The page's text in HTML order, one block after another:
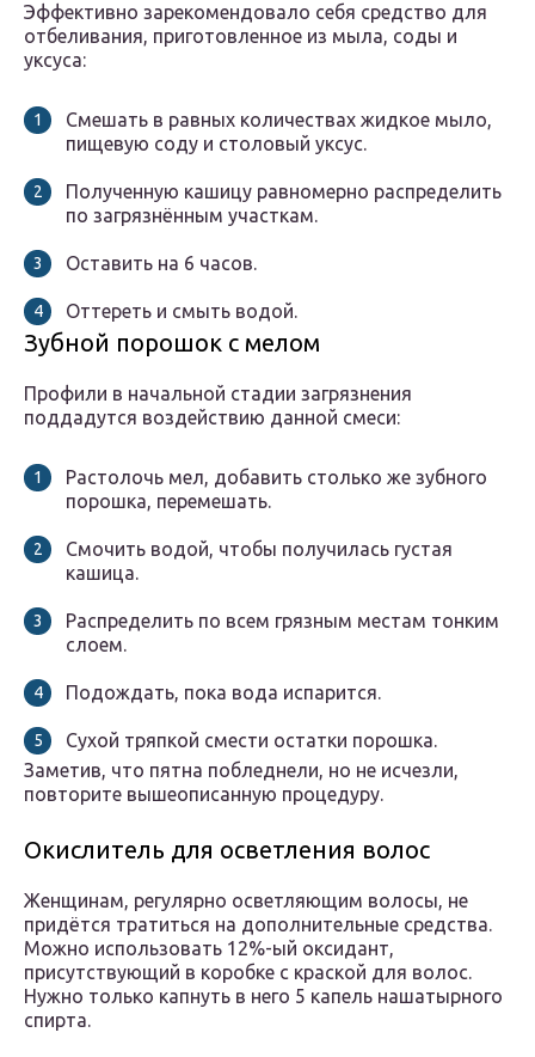
Эффективно зарекомендовало себя средство для
отбеливания, приготовленное из мыла, соды и
уксуса:
Смешать в равных количествах жидкое мыло,
пищевую соду и столовый уксус.
Полученную кашицу равномерно распределить
по загрязнённым участкам.
Оставить на 6 часов.
Оттереть и смыть водой.
Зубной порошок с мелом
Профили в начальной стадии загрязнения
поддадутся воздействию данной смеси:
Растолочь мел, добавить столько же зубного
порошка, перемешать.
Смочить водой, чтобы получилась густая
кашица.
Распределить по всем грязным местам тонким
слоем.
Подождать, пока вода испарится.
Сухой тряпкой смести остатки порошка.
Заметив, что пятна побледнели, но не исчезли,
повторите вышеописанную процедуру.
Окислитель для осветления волос
Женщинам, регулярно осветляющим волосы, не
придётся тратиться на дополнительные средства.
Можно использовать 12%-ый оксидант,
присутствующий в коробке с краской для волос.
Нужно только капнуть в него 5 капель нашатырного
спирта.